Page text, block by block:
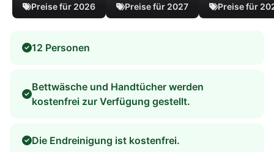
Preise für 2026 Preise für 2027 Preise für
12 Personen
Bettwäsche und Handtücher werden
kostenfrei zur Verfügung gestellt.
Die Endreinigung ist kostenfrei.